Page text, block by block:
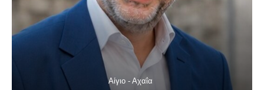
Αίγιο - Αχαΐα